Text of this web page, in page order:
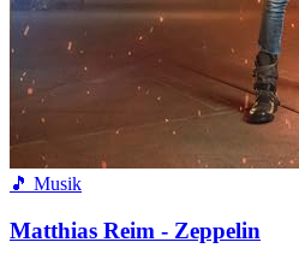
🎵 Musik
Matthias Reim - Zeppelin